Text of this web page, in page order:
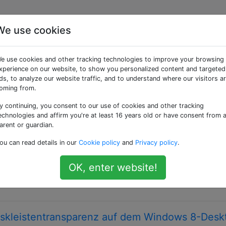
Fragen
wie Farben und Symbole, mit denen das
Notepad ++ - Anwendung selbst dunkel zu
Text 2, bevorzuge jedoch die Verwendung von
Möglichkeit, die Notepad ++ - Anwendung selbst
die rot hervorgehobene Region in einen dunklen
auf Win 8 …
auf dem Windows 8-
use cookies
use cookies and other tracking technologies to improve your browsing
on our website, to show you personalized content and targeted
to analyze our website traffic, and to understand where our visitors
from.
continuing, you consent to our use of cookies and other tracking
and affirm you're at least 16 years old or have consent from a
or guardian.
can read details in our Cookie policy and Privacy policy.
OK, enter website!